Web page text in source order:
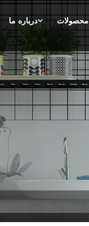
درباره ما محصولات